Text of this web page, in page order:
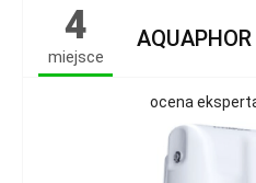
4
miejsce
ocena